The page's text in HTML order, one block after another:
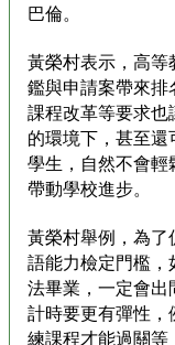
巴倫。
黃榮村表示，高
鑑與申請案帶來排
課程改革等要求
的環境下，甚至
學生，自然不會
帶動學校進步。
黃榮村舉例，為
語能力檢定門檻
法畢業，一定會
計時要更有彈性
練課程才能過關